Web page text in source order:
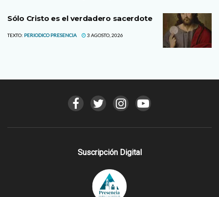
Sólo Cristo es el verdadero sacerdote
TEXTO: PERIODICO PRESENCIA 3 AGOSTO, 2026
Suscripción Digital